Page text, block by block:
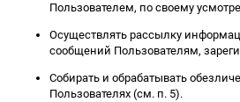
Пользователем, по своему
Осуществлять рассылку
сообщений Пользователям,
Собирать и обрабатывать
Пользователях (см. п. 5).